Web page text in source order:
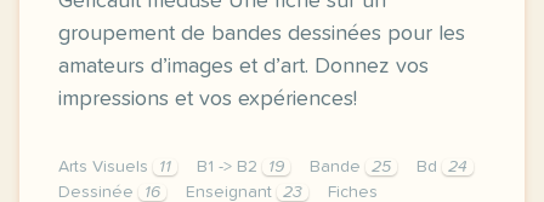
groupement de bandes dessinées pour les
amateurs d’images et d’art. Donnez vos
impressions et vos expériences!
Arts Visuels 11 B1 -> B2 19 Bande 25 Bd
24
Dessinée
16 Enseignant 23
Fiches